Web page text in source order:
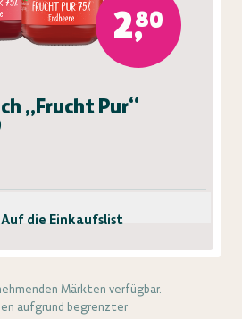
2,80
„Frucht Pur“
Auf die Einkaufsliste
Märkten verfügbar.
aufgrund begrenzter